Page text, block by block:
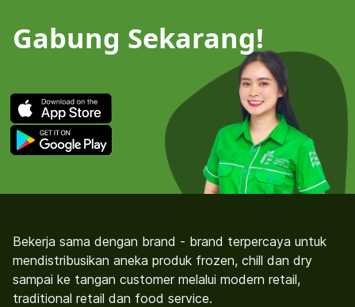
Gabung Sekarang!
Bekerja sama dengan brand - brand terpercaya untuk
mendistribusikan aneka produk frozen, chill dan dry
sampai ke tangan customer melalui modern retail,
traditional retail dan food service.